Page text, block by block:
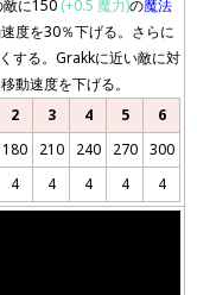
敵に150 (+0.5 魔力)の魔法
度を30％下げる。さらに
する。Grakkに近い敵に対
動速度を下げる。
2 3 4 5
6
180 210 240 270
300
4 4 4 4 4